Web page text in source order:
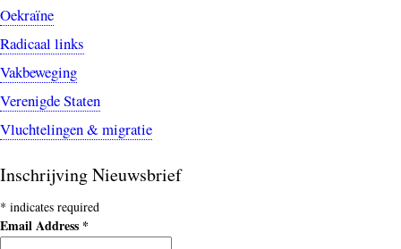
Oekraïne
Radicaal links
Vakbeweging
Verenigde Staten
Vluchtelingen & migratie
Inschrijving Nieuwsbrief
* indicates required
Email Address *